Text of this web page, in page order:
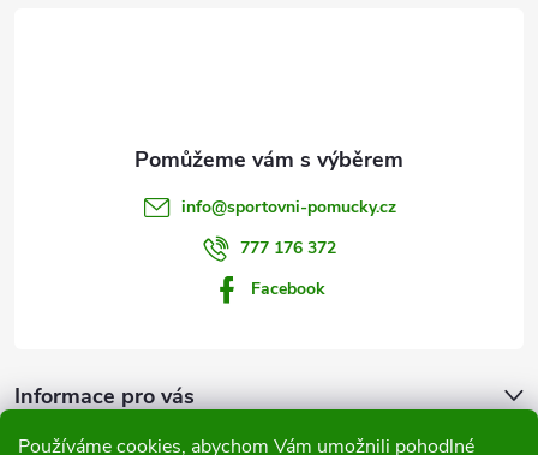
Používáme cookies, abychom Vám umožnili pohodlné
info@sportovni-pomucky.cz
777 176 372
Facebook
Informace pro vás